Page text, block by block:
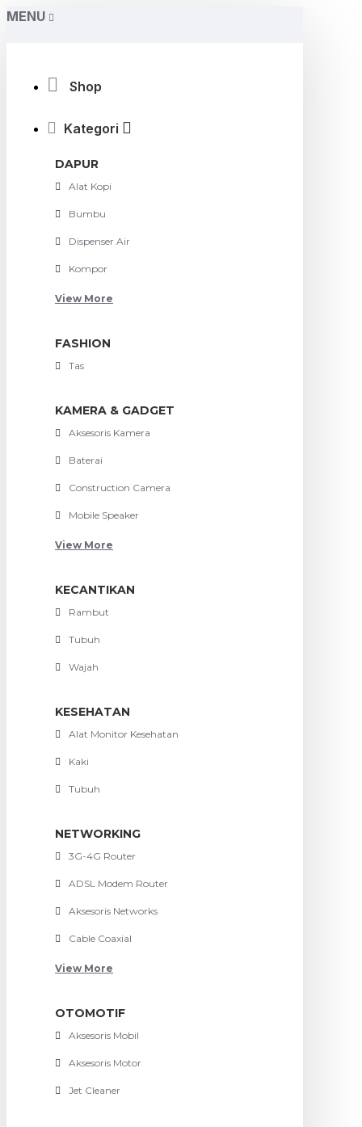
MENU
Shop
Kategori
DAPUR
Alat Kopi
Bumbu
Dispenser Air
Kompor
View More
FASHION
Tas
KAMERA & GADGET
Aksesoris Kamera
Baterai
Construction Camera
Mobile Speaker
View More
KECANTIKAN
Rambut
Tubuh
Wajah
KESEHATAN
Alat Monitor Kesehatan
Kaki
Tubuh
NETWORKING
3G-4G Router
ADSL Modem Router
Aksesoris Networks
Cable Coaxial
View More
OTOMOTIF
Aksesoris Mobil
Aksesoris Motor
Jet Cleaner